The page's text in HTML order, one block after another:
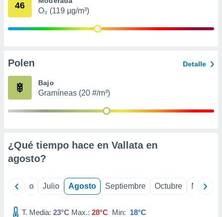
publicidad
de
1199
46
O₃ (119 µg/m³)
Polen Detalle
Bajo
Gramíneas (20 #/m³)
¿Qué tiempo hace en Vallata en
agosto?
Junio Julio Agosto Septiembre Octubre
T. Media: 23°C Max.: 28°C Min: 18°C